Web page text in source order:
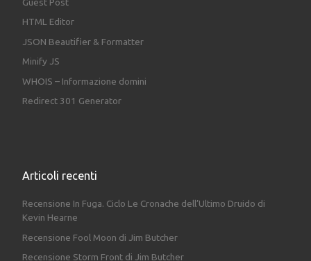
HTML Editor
JSON Beautifier & Formatter
Minify JS
WHOIS – Informazione domini
Redirect 301 Generator
Articoli recenti
Recensione In Fuga. Ciclo Le Cronache dell’Ultimo Druido di
Kevin Hearne
Recensione Fool Moon di Jim Butcher
Recensione Storm Front di Jim Butcher